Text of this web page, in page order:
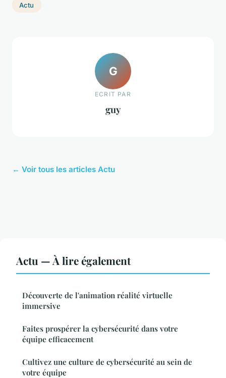
Actu
G
ECRIT PAR
guy
← Voir tous les articles Actu
Actu — À lire également
Découverte de l'animation réalité virtuelle
immersive
Faites prospérer la cybersécurité dans votre
équipe efficacement
Cultivez une culture de cybersécurité au sein de
votre équipe